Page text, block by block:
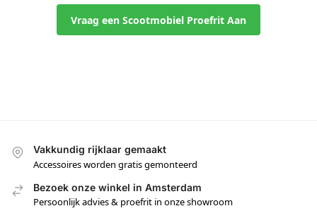
Vraag een Scootmobiel Proefrit Aan
Vakkundig rijklaar gemaakt
Accessoires worden gratis gemonteerd
Bezoek onze winkel in Amsterdam
Persoonlijk advies & proefrit in onze showroom